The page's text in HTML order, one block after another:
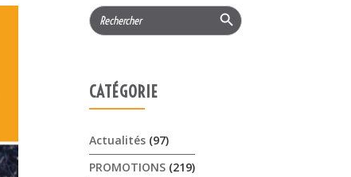
Search
for:
Search Button
CATÉGORIE
Actualités (97)
PROMOTIONS (219)